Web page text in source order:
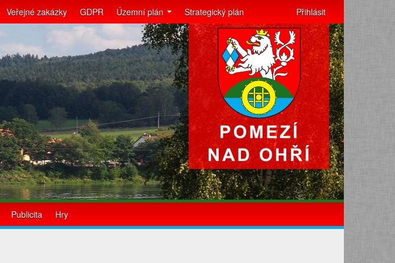
Veřejné zakázky GDPR Územní plán Strategický plán Přihlásit
Publicita Hry